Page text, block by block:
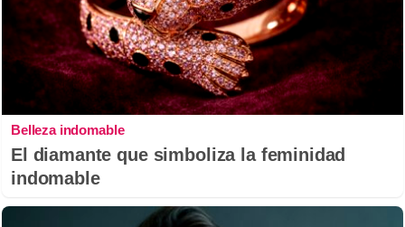
Belleza indomable
El diamante que simboliza la feminidad
indomable